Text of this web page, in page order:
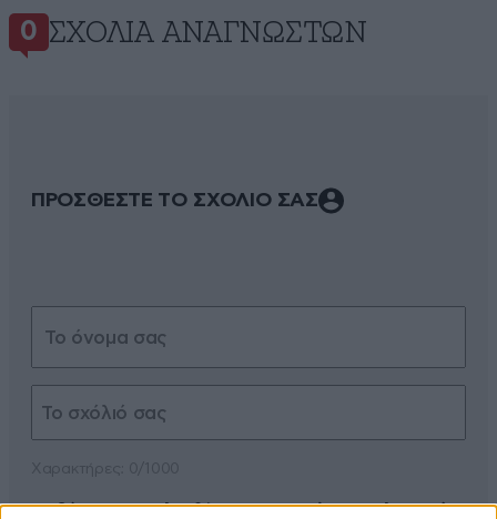
0 ΣΧΌΛΙΑ ΑΝΑΓΝΩΣΤΏΝ
ΠΡΟΣΘΕΣΤΕ ΤΟ ΣΧΟΛΙΟ ΣΑΣ
Διαβάστε και ακολουθήστε τους κανόνες σχολιασμού